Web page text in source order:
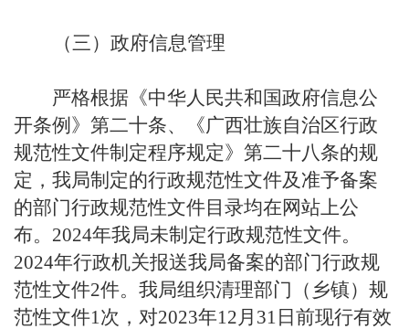
（三）政府信息管理
严格根据《中华人民共和国政府信息公
开条例》第二十条、《广西壮族自治区行政
规范性文件制定程序规定》第二十八条的规
定，我局制定的行政规范性文件及准予备案
的部门行政规范性文件目录均在网站上公
布。2024年我局未制定行政规范性文件。
2024年行政机关报送我局备案的部门行政规
范性文件2件。我局组织清理部门（乡镇）规
范性文件1次，对2023年12月31日前现行有效